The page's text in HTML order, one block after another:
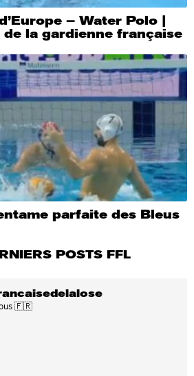
– Water Polo |
de la gardienne française
parfaite des Bleus
POSTS FFL
🇫🇷